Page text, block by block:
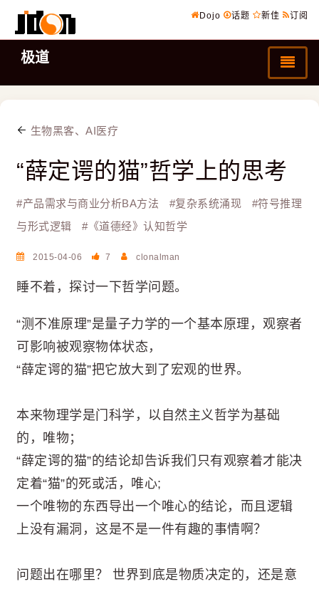
Dojo 话题 新佳 订阅
极道
生物黑客、AI医疗
“薛定谔的猫”哲学上的思考
#产品需求与商业分析BA方法 #复杂系统涌现 #符号推理
与形式逻辑
#《道德经》认知哲学
2015-04-06 7 clonalman
睡不着，探讨一下哲学问题。
“测不准原理”是量子力学的一个基本原理，观察者
可影响被观察物体状态，
“薛定谔的猫”把它放大到了宏观的世界。
本来物理学是门科学，以自然主义哲学为基础
的，唯物；
“薛定谔的猫”的结论却告诉我们只有观察着才能决
定着“猫”的死或活，唯心;
一个唯物的东西导出一个唯心的结论，而且逻辑
上没有漏洞，这是不是一件有趣的事情啊？
问题出在哪里？ 世界到底是物质决定的，还是意